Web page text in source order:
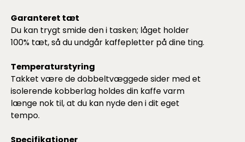
Garanteret tæt
Du kan trygt smide den i tasken; låget holder
100% tæt, så du undgår kaffepletter på dine ting.
Temperaturstyring
Takket være de dobbeltvæggede sider med et
isolerende kobberlag holdes din kaffe varm
længe nok til, at du kan nyde den i dit eget
tempo.
Specifikationer